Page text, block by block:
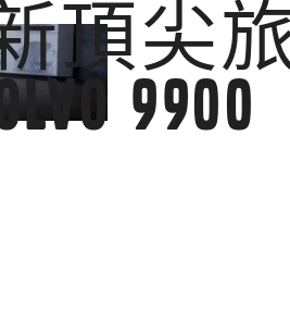
新頂尖
9900